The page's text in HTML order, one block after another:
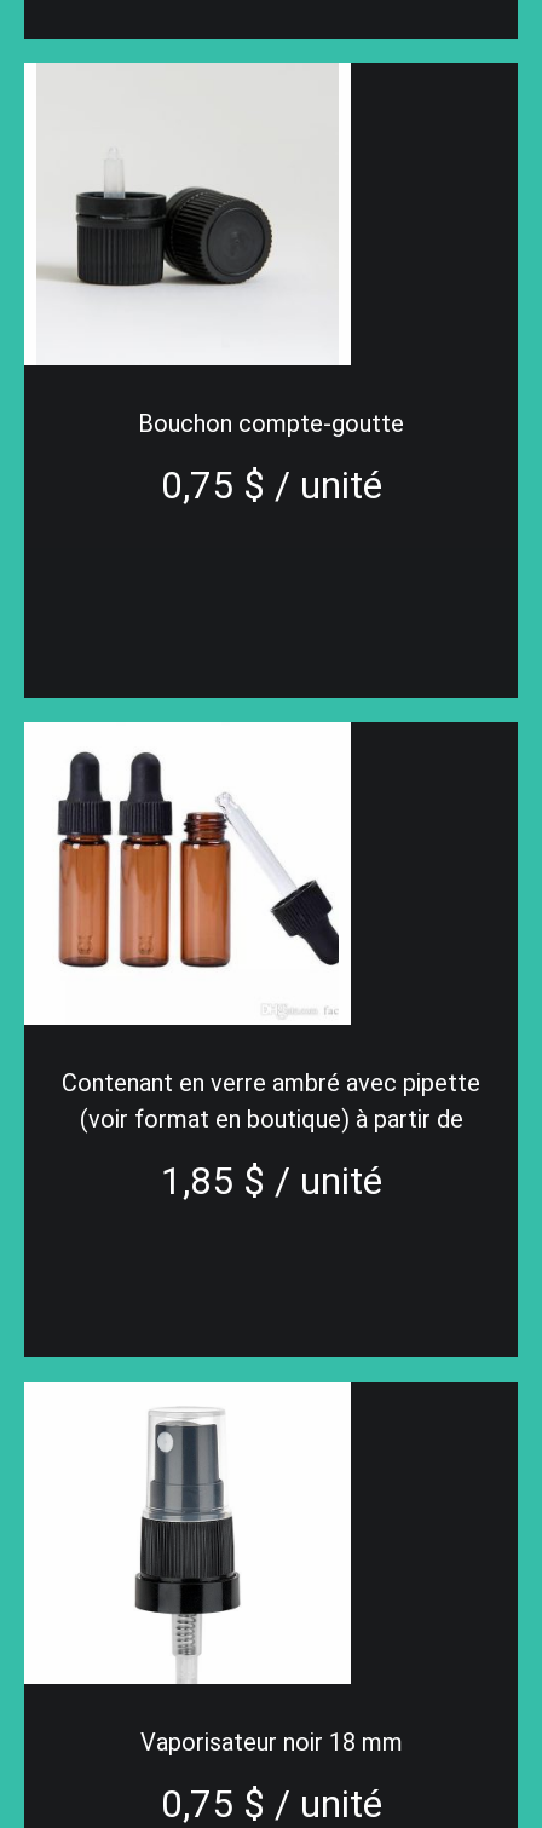
Bouchon compte-goutte
0,75 $ / unité
Contenant en verre ambré avec pipette
(voir format en boutique) à partir de
1,85 $ / unité
Vaporisateur noir 18 mm
0,75 $ / unité